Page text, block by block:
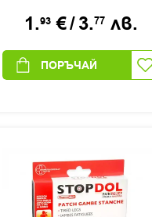
1.93 €/3.77 лв.
ПОРЪЧАЙ